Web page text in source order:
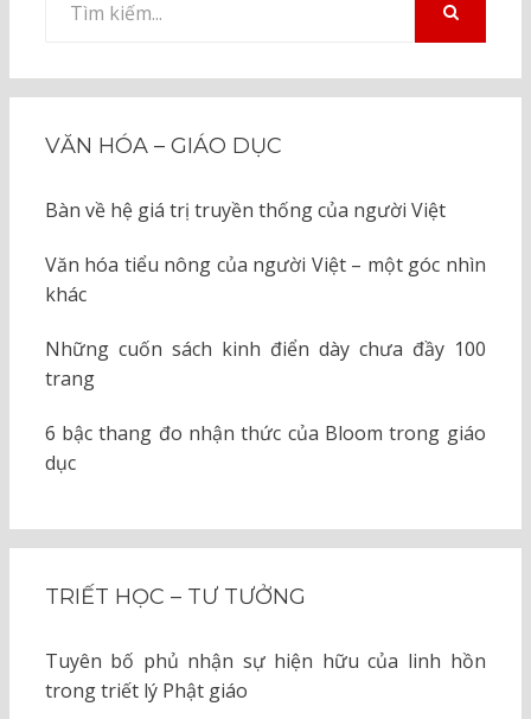
kiếm
VĂN HÓA – GIÁO DỤC
Bàn về hệ giá trị truyền thống của người Việt
Văn hóa tiểu nông của người Việt – một góc nhìn
khác
Những cuốn sách kinh điển dày chưa đầy 100
trang
6 bậc thang đo nhận thức của Bloom trong giáo
dục
TRIẾT HỌC – TƯ TƯỞNG
Tuyên bố phủ nhận sự hiện hữu của linh hồn
trong triết lý Phật giáo